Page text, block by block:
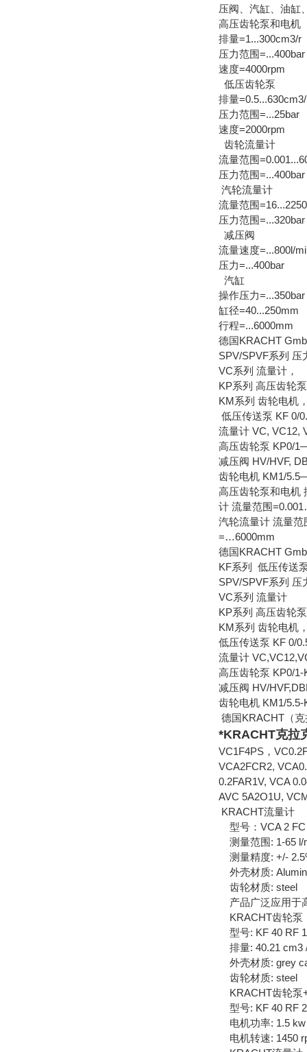
压阀、汽缸、油缸
高压齿轮泵和电机
排量=1...300cm3/r
压力范围=...400bar
速度=4000rpm
低压齿轮泵
排量
压力范围=...25bar
速度=2000rpm
齿轮流量计
流量范围
压力范围=...400bar
汽轮流量计
流量范围
压力范围=...320bar
减压阀
流量速度=...800l/
压力=...400bar
汽缸
操作压力=...350bar
缸径=40...250mm
行程=...6000mm
德国KRACHT
SPV/SPVF系列 压
VC系列 流量计，
KP系列 高压齿轮
KM系列 齿轮电机
低压传送泵 KF 0/
流量计 VC, VC12,
高压齿轮泵 KP0/
减压阀 HV/HVF,
齿轮电机 KM1/
高压齿轮泵和电机
计 流量范围
汽轮流量计 流量
=…6000mm
德国KRACHT
KF系列 低压传送
SPV/SPVF系列 压
VC系列 流量计
KP系列 高压齿轮泵
KM系列 齿轮电机
低压传送泵 KF 0/
流量计
高压齿轮泵 KP0/1-
减压阀 HV/
齿轮电机 KM1/
德国KRACHT（
*KRACHT克拉
VC1F4PS，
VCA2FCR2,
0.2FAR1V, VCA
AVC 5A2O1U,
KRACHT流量计
型号：VCA 2
测量范围: 1-65
测量精度: +/-
外壳材质:
齿轮材质: steel
产品广泛应用于
KRACHT齿轮泵
型号: KF 40 RF
排量: 40.21 cm3
外壳材质: grey
齿轮材质: steel
KRACHT齿轮泵
型号: KF 40 RF
电机功率: 1.5 kw
电机转速: 1450